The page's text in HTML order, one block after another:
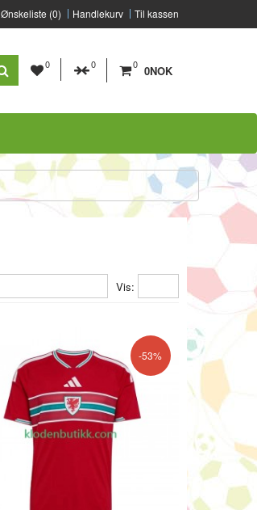
Ønskeliste (0) Handlekurv Til kassen
0 0 0 0NOK
Vis:
-53%